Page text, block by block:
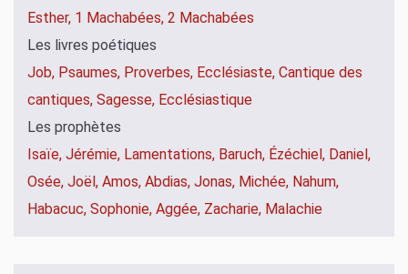
Esther, 1 Machabées, 2 Machabées
Les livres poétiques
Job, Psaumes, Proverbes, Ecclésiaste, Cantique des
cantiques, Sagesse, Ecclésiastique
Les prophètes
Isaïe, Jérémie, Lamentations, Baruch, Ézéchiel, Daniel,
Osée, Joël, Amos, Abdias, Jonas, Michée, Nahum,
Habacuc, Sophonie, Aggée, Zacharie, Malachie